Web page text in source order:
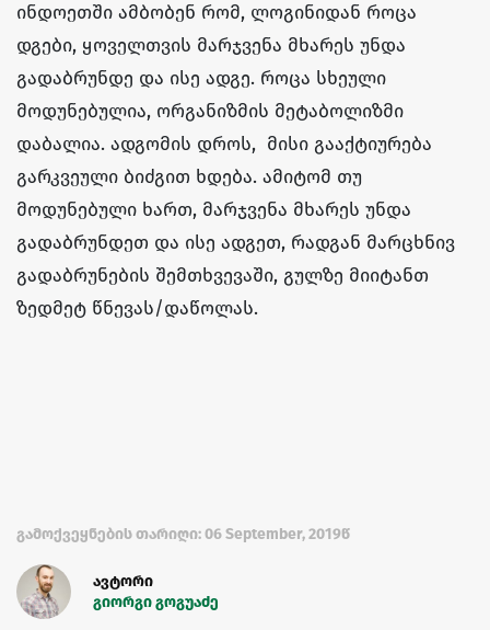
ინდოეთში ამბობენ რომ, ლოგინიდან როცა
დგები, ყოველთვის მარჯვენა მხარეს უნდა
გადაბრუნდე და ისე ადგე. როცა სხეული
მოდუნებულია, ორგანიზმის მეტაბოლიზმი
დაბალია. ადგომის დროს, მისი გააქტიურება
გარკვეული ბიძგით ხდება. ამიტომ თუ
მოდუნებული ხართ, მარჯვენა მხარეს უნდა
გადაბრუნდეთ და ისე ადგეთ, რადგან მარცხნივ
გადაბრუნების შემთხვევაში, გულზე მიიტანთ
ზედმეტ წნევას/დაწოლას.
გამოქვეყნების თარიღი: 06 September, 2019წ
ავტორი
გიორგი გოგუაძე